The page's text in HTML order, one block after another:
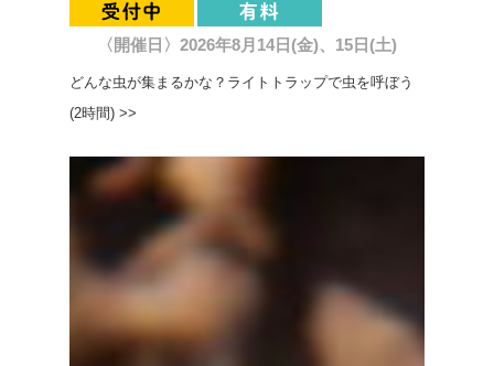
〈開催日〉2026年8月14日(金)、15日(土)
どんな虫が集まるかな？ライトトラップで虫を呼ぼう
(2時間) >>